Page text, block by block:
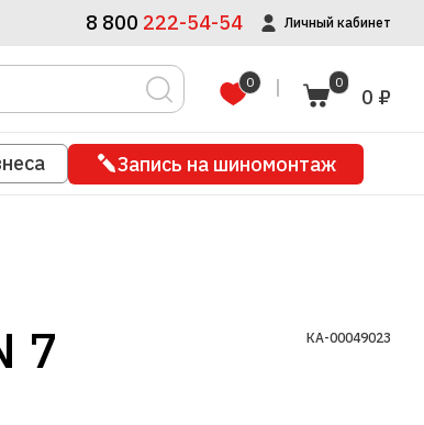
8 800 222-54-54 Личный кабинет
0 0
0 ₽
Запись на шиномонтаж
7
КА-00049023